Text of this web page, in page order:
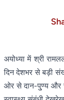
अयोध्या में श्री
दिन देशभर से बड़ी
ओर से दान-पु्ण्य और